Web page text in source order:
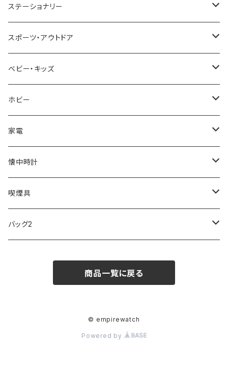
TIMEX
NIXON
AVALANCHE
ORIENT
ZEPPELIN
SKAGEN
FOOTBALL WATCHES
ARCA FUTURA
MICHAEL KORS
DIESEL
ALV
Merge
ETTINGER
COACH
BVLGARI
VANQUISH
PAUL HEWITT
22designstudio
BOTTEGA VENETA
EMPORIO ARMANI
CALVIN KLEIN
DANIEL WELLINGTON
SWAROVSKI
VIVIENNE WESTWOOD
DUNHILL
NEWYORKER
OROBIANCO
Ellese
COLEMAN
MONTBLANC
Fashion Accessory Cllection
ISLAND
RODANIA
BEAMZSQUARE
BLAZER CLUB
ANDY HAWARD
G GUSTO
GULLWING
LESPORTSAC
PRADA
SEIKO
CITIZEN
BRAUN
RHYTHM
BLOSSOM
MONDAINE
MAWA
その他
I'mD
Helios
VALENTINO VISCANI
ステーショナリー
LAMY
WATERMAN
PARKER
PELIKAN
CROSS
MONTBLANC
SWAROVSKI
スポーツ・アウトドア
Trangia
Barebones
FEUERHAND
CASIO
ベビー・キッズ
ふわりぃ
ERGO BABY
ホビー
その他
AMOS
OMMIX
COACH
家電
CREATE
TORAY
OMRON
SPICE OF LIFE
懐中時計
MONDAINE
喫煙具
ZIPPO
TSUBOTA PEARL
バッグ2
商品一覧に戻る
© empirewatch
Powered by